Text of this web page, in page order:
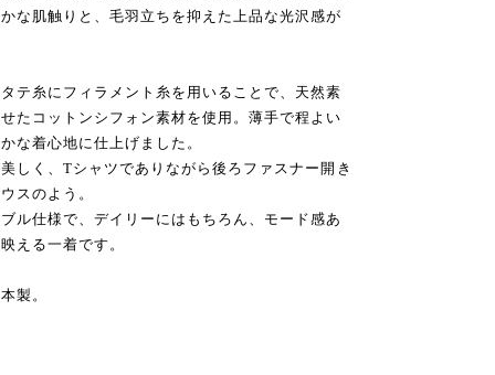
な肌触りと、毛羽立ちを抑えた上品な光沢感が
テ糸にフィラメント糸を用いることで、天然素
たコットンシフォン素材を使用。薄手で程よい
な着心地に仕上げました。
しく、Tシャツでありながら後ろファスナー開き
スのよう。
ル仕様で、デイリーにはもちろん、モード感あ
える一着です。
製。